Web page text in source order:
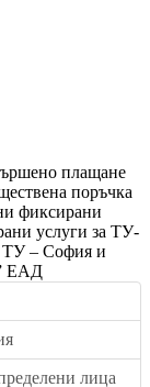
плащане
поръчка
фиксирани
услуги за ТУ-
ТУ – София и
ЕАД
лица